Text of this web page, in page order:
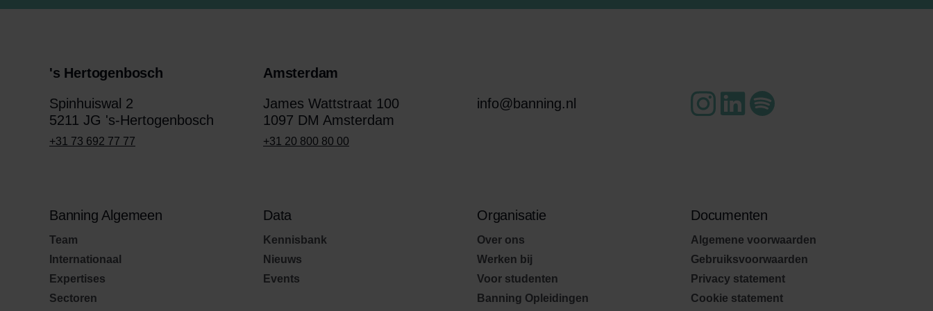
's Hertogenbosch
Spinhuiswal 2
5211 JG 's-Hertogenbosch
+31 73 692 77 77
Amsterdam
James Wattstraat 100
1097 DM Amsterdam
+31 20 800 80 00
info@banning.nl
Banning Algemeen
Team
Internationaal
Expertises
Sectoren
Data
Kennisbank
Nieuws
Events
Organisatie
Over ons
Werken bij
Voor studenten
Banning Opleidingen
Documenten
Algemene voorwaarden
Gebruiksvoorwaarden
Privacy statement
Cookie statement